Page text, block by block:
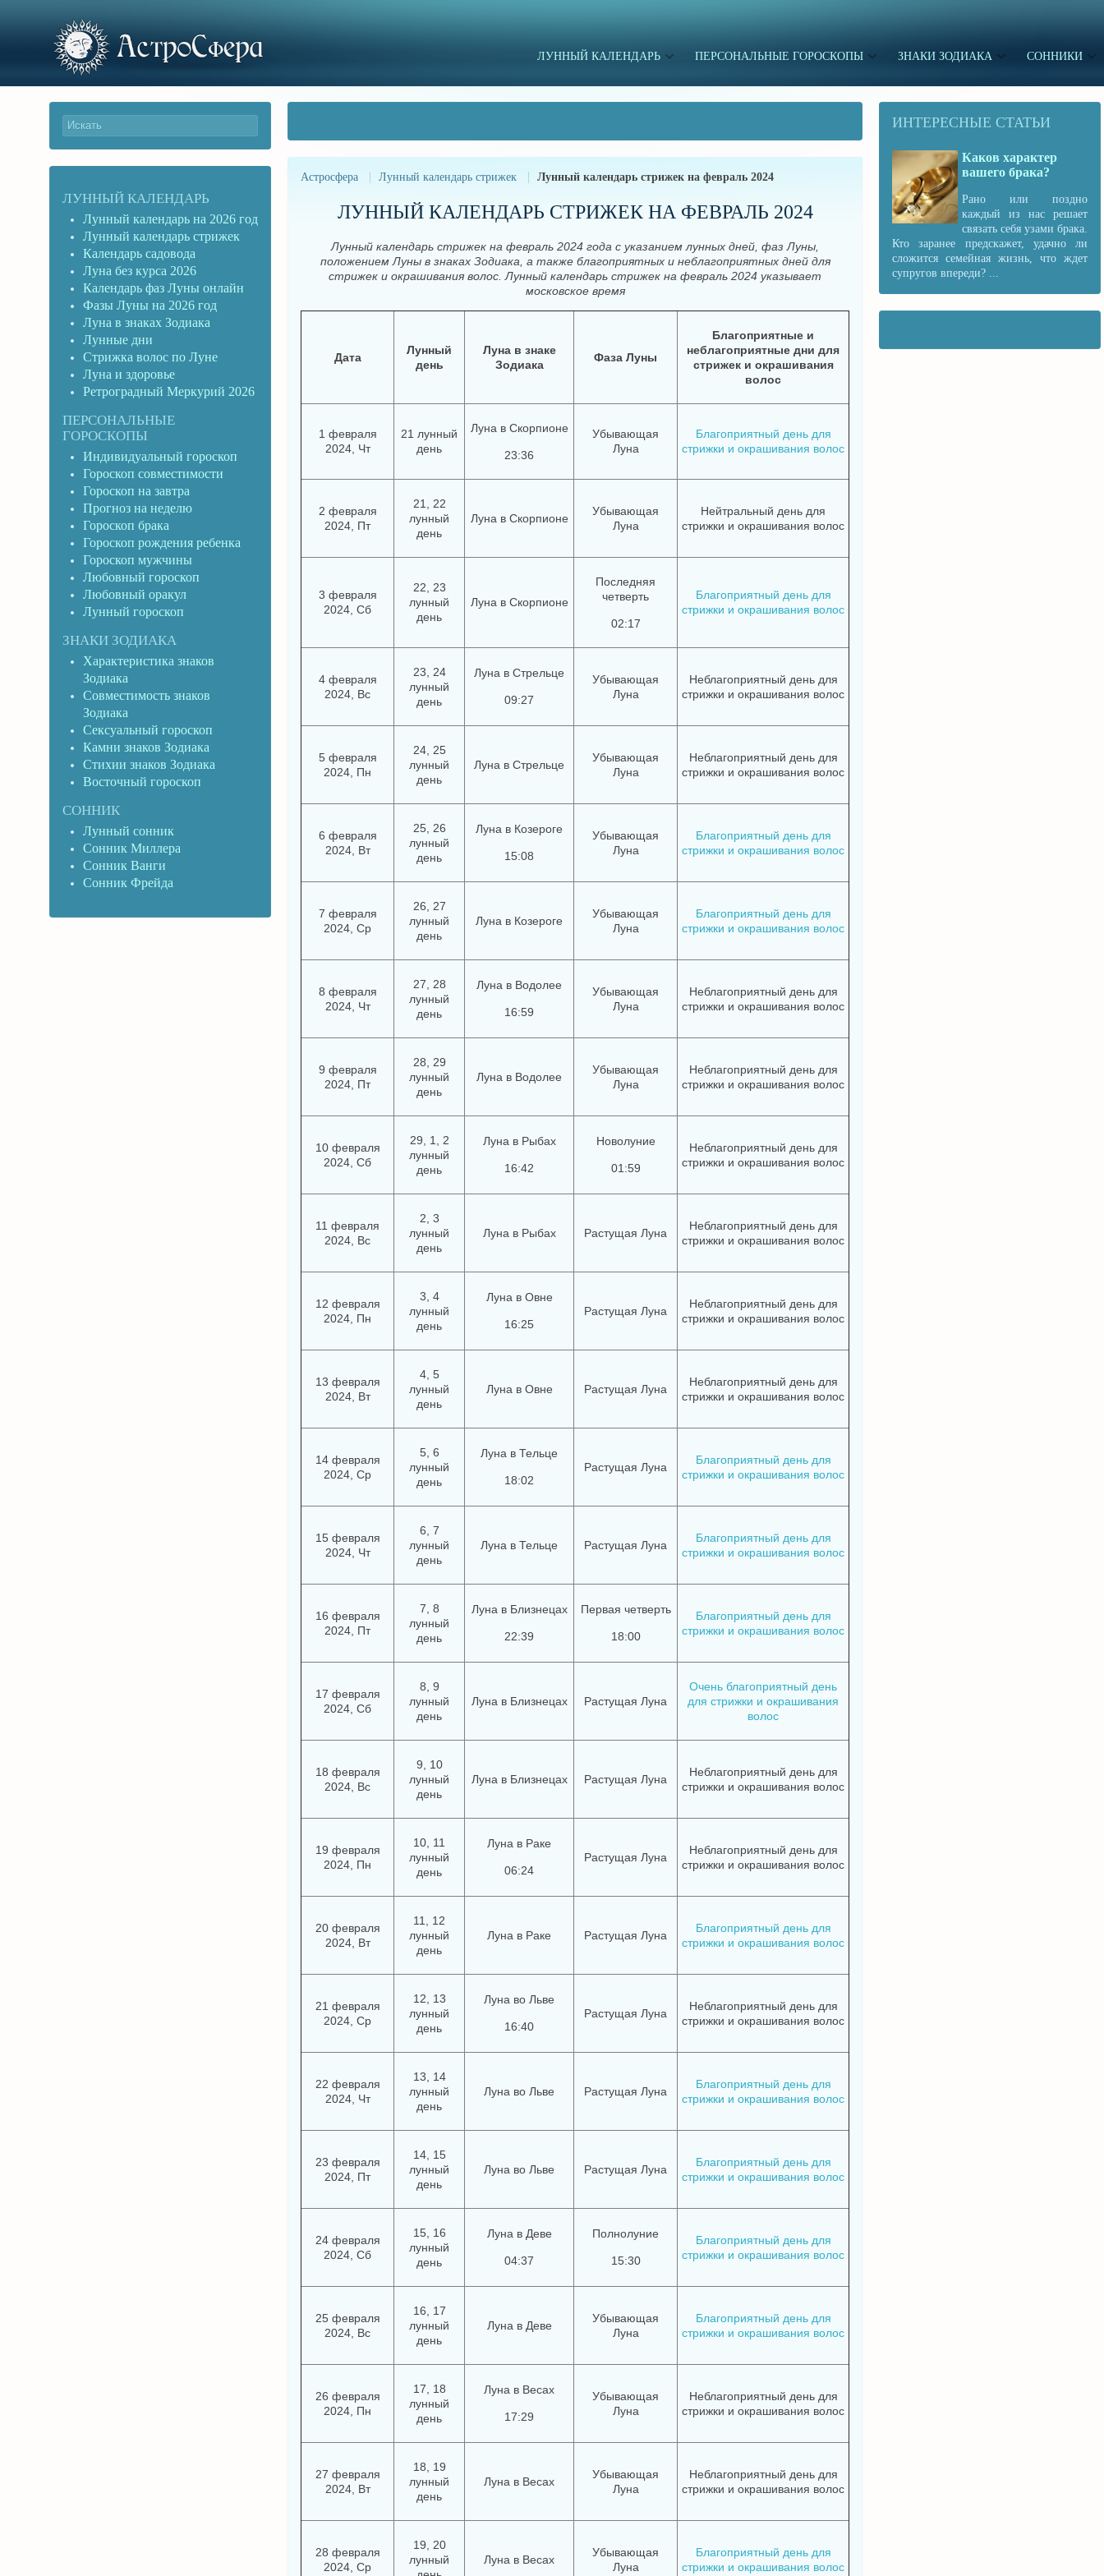
ЛУННЫЙ КАЛЕНДАРЬ ПЕРСОНАЛЬНЫЕ ГОРОСКОПЫ ЗНАКИ ЗОДИАКА СОННИКИ
Астросфера Лунный календарь стрижек Лунный календарь стрижек на февраль 2024
ЛУННЫЙ КАЛЕНДАРЬ СТРИЖЕК НА ФЕВРАЛЬ 2024
Лунный календарь стрижек на февраль 2024 года с указанием лунных дней, фаз Луны,
положением Луны в знаках Зодиака, а также благоприятных и неблагоприятных дней для
стрижек и окрашивания волос. Лунный календарь стрижек на февраль 2024 указывает
московское время
Дата
Лунный
день
Луна в знаке
Зодиака
Фаза Луны
Благоприятные и
неблагоприятные дни для
стрижек и окрашивания
волос
1 февраля
2024, Чт
21 лунный
день
Луна в Скорпионе
23:36
Убывающая
Луна
Благоприятный день для
стрижки и окрашивания волос
2 февраля
2024, Пт
21, 22
лунный
день
Луна в Скорпионе
Убывающая
Луна
Нейтральный день для
стрижки и окрашивания волос
3 февраля
2024, Сб
22, 23
лунный
день
Луна в Скорпионе
Последняя
четверть
02:17
Благоприятный день для
стрижки и окрашивания волос
4 февраля
2024, Вс
23, 24
лунный
день
Луна в Стрельце
09:27
Убывающая
Луна
Неблагоприятный день для
стрижки и окрашивания волос
5 февраля
2024, Пн
24, 25
лунный
день
Луна в Стрельце
Убывающая
Луна
Неблагоприятный день для
стрижки и окрашивания волос
6 февраля
2024, Вт
25, 26
лунный
день
Луна в Козероге
15:08
Убывающая
Луна
Благоприятный день для
стрижки и окрашивания волос
7 февраля
2024, Ср
26, 27
лунный
день
Луна в Козероге
Убывающая
Луна
Благоприятный день для
стрижки и окрашивания волос
8 февраля
2024, Чт
27, 28
лунный
день
Луна в Водолее
16:59
Убывающая
Луна
Неблагоприятный день для
стрижки и окрашивания волос
9 февраля
2024, Пт
28, 29
лунный
день
Луна в Водолее
Убывающая
Луна
Неблагоприятный день для
стрижки и окрашивания волос
10 февраля
2024, Сб
29, 1, 2
лунный
день
Луна в Рыбах
16:42
Новолуние
01:59
Неблагоприятный день для
стрижки и окрашивания волос
11 февраля
2024, Вс
2, 3
лунный
день
Луна в Рыбах Растущая Луна
Неблагоприятный день для
стрижки и окрашивания волос
12 февраля
2024, Пн
3, 4
лунный
день
Луна в Овне
16:25
Растущая Луна
Неблагоприятный день для
стрижки и окрашивания волос
13 февраля
2024, Вт
4, 5
лунный
день
Луна в Овне Растущая Луна
Неблагоприятный день для
стрижки и окрашивания волос
14 февраля
2024, Ср
5, 6
лунный
день
Луна в Тельце
18:02
Растущая Луна
Благоприятный день для
стрижки и окрашивания волос
15 февраля
2024, Чт
6, 7
лунный
день
Луна в Тельце Растущая Луна
Благоприятный день для
стрижки и окрашивания волос
16 февраля
2024, Пт
7, 8
лунный
день
Луна в Близнецах
22:39
Первая четверть
18:00
Благоприятный день для
стрижки и окрашивания волос
17 февраля
2024, Сб
8, 9
лунный
день
Луна в Близнецах Растущая Луна
Очень благоприятный день
для стрижки и окрашивания
волос
18 февраля
2024, Вс
9, 10
лунный
день
Луна в Близнецах Растущая Луна
Неблагоприятный день для
стрижки и окрашивания волос
19 февраля
2024, Пн
10, 11
лунный
день
Луна в Раке
06:24
Растущая Луна
Неблагоприятный день для
стрижки и окрашивания волос
20 февраля
2024, Вт
11, 12
лунный
день
Луна в Раке Растущая Луна
Благоприятный день для
стрижки и окрашивания волос
21 февраля
2024, Ср
12, 13
лунный
день
Луна во Льве
16:40
Растущая Луна
Неблагоприятный день для
стрижки и окрашивания волос
22 февраля
2024, Чт
13, 14
лунный
день
Луна во Льве Растущая Луна
Благоприятный день для
стрижки и окрашивания волос
23 февраля
2024, Пт
14, 15
лунный
день
Луна во Льве Растущая Луна
Благоприятный день для
стрижки и окрашивания волос
24 февраля
2024, Сб
15, 16
лунный
день
Луна в Деве
04:37
Полнолуние
15:30
Благоприятный день для
стрижки и окрашивания волос
25 февраля
2024, Вс
16, 17
лунный
день
Луна в Деве
Убывающая
Луна
Благоприятный день для
стрижки и окрашивания волос
26 февраля
2024, Пн
17, 18
лунный
день
Луна в Весах
17:29
Убывающая
Луна
Неблагоприятный день для
стрижки и окрашивания волос
27 февраля
2024, Вт
18, 19
лунный
день
Луна в Весах
Убывающая
Луна
Неблагоприятный день для
стрижки и окрашивания волос
28 февраля
2024, Ср
19, 20
лунный
Луна в Весах
Убывающая
Луна
Благоприятный день для
стрижки и окрашивания волос
ЛУННЫЙ КАЛЕНДАРЬ
Лунный календарь на 2026 год
Лунный календарь стрижек
Календарь садовода
Луна без курса 2026
Календарь фаз Луны онлайн
Фазы Луны на 2026 год
Луна в знаках Зодиака
Лунные дни
Стрижка волос по Луне
Луна и здоровье
Ретроградный Меркурий 2026
ПЕРСОНАЛЬНЫЕ
ГОРОСКОПЫ
Индивидуальный гороскоп
Гороскоп совместимости
Гороскоп на завтра
Прогноз на неделю
Гороскоп брака
Гороскоп рождения ребенка
Гороскоп мужчины
Любовный гороскоп
Любовный оракул
Лунный гороскоп
ЗНАКИ ЗОДИАКА
Характеристика знаков
Зодиака
Совместимость знаков
Зодиака
Сексуальный гороскоп
Камни знаков Зодиака
Стихии знаков Зодиака
Восточный гороскоп
СОННИК
Лунный сонник
Сонник Миллера
Сонник Ванги
Сонник Фрейда
ИНТЕРЕСНЫЕ СТАТЬИ
Каков характер
вашего брака?
Рано или поздно
каждый из нас решает
связать себя узами брака.
Кто заранее предскажет, удачно ли
сложится семейная жизнь, что ждет
супругов впереди? ...